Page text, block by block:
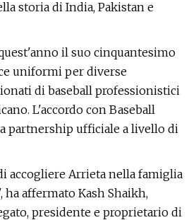
storia di India, Pakistan e
il suo cinquantesimo
uniformi per diverse
di baseball professionistici
L'accordo con Baseball
partnership ufficiale a livello di
accogliere Arrieta nella famiglia
ha affermato Kash Shaikh,
presidente e proprietario di